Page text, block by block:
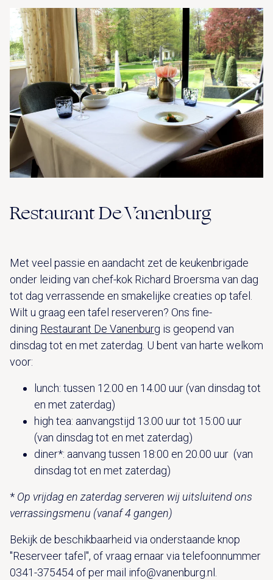
Restaurant De Vanenburg
Met veel passie en aandacht zet de keukenbrigade
onder leiding van chef-kok Richard Broersma van dag
tot dag verrassende en smakelijke creaties op tafel.
Wilt u graag een tafel reserveren? Ons fine-
dining Restaurant De Vanenburg is geopend van
dinsdag tot en met zaterdag. U bent van harte welkom
voor:
lunch: tussen 12.00 en 14.00 uur (van dinsdag tot
en met zaterdag)
high tea: aanvangstijd 13.00 uur tot 15:00 uur
(van dinsdag tot en met zaterdag)
diner*: aanvang tussen 18:00 en 20.00 uur (van
dinsdag tot en met zaterdag)
* Op vrijdag en zaterdag serveren wij uitsluitend ons
verrassingsmenu (vanaf 4 gangen)
Bekijk de beschikbaarheid via onderstaande knop
"Reserveer tafel", of vraag ernaar via telefoonnummer
0341-375454 of per mail info@vanenburg.nl.